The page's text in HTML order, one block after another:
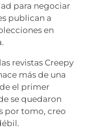
para negociar
publican a
en
revistas Creepy
más de una
el primer
se quedaron
por tomo, creo